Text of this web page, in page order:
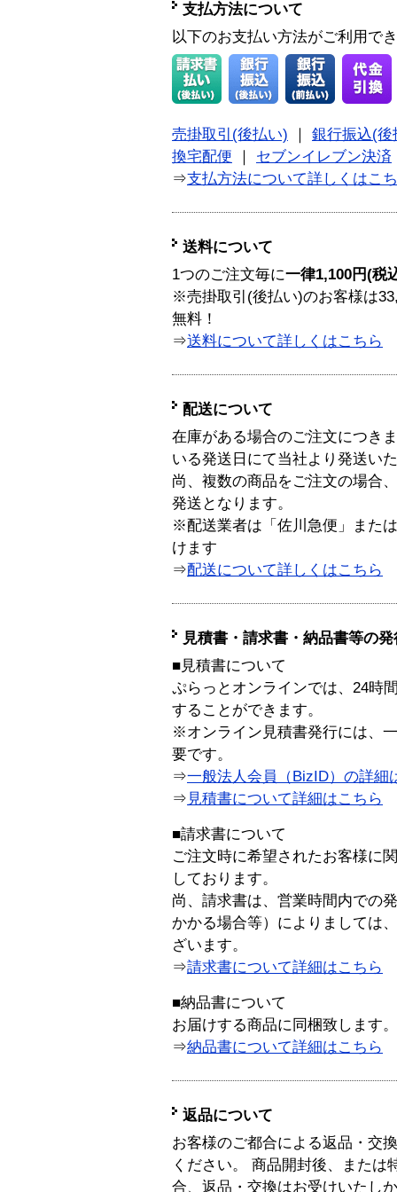
支払方法について
以下のお支払い方法がご利用で
売掛取引(後払い)
銀行振込(後
換宅配便
セブンイレブン決済
⇒支払方法について詳しくはこ
送料について
1つのご注文毎に一律1,100円(税
※売掛取引(後払い)のお客様は
無料！
⇒送料について詳しくはこちら
配送について
在庫がある場合のご注文につき
いる発送日にて当社より発送い
尚、複数の商品をご注文の場合
発送となります。
※配送業者は「佐川急便」また
けます
⇒配送について詳しくはこちら
見積書・請求書・納品書等の
■見積書について
ぷらっとオンラインでは、24時
することができます。
※オンライン見積書発行には、
要です。
⇒一般法人会員（BizID）の詳細
⇒ 見積書について詳細はこちら
■請求書について
ご注文時に希望されたお客様に
しております。
尚、請求書は、営業時間内での
かかる場合等）によりましては
ざいます。
⇒請求書について詳細はこちら
■納品書について
お届けする商品に同梱致します。
⇒納品書について詳細はこちら
返品について
お客様のご都合による返品・交
ください。 商品開封後、または
合、返品・交換はお受けいたし